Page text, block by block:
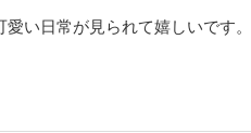
い日常が見られて嬉しいです